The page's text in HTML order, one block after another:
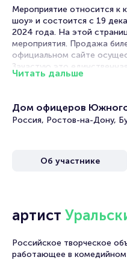
Мероприятие относится к
шоу» и состоится с 19
2024 года. На этой
мероприятия. Продажа
официальном сайте
Зачастую это
на юмористическое шоу.
пельмени». Вячеслав
Среднее время на покупку
пользуются большой
купить их, пока они есть в
Полезные ссылки
Читать дальше
Дом офицеров Южного
Россия, Ростов-на-Дону,
Об участнике
артист
Российское творческое
работающее в комедийном